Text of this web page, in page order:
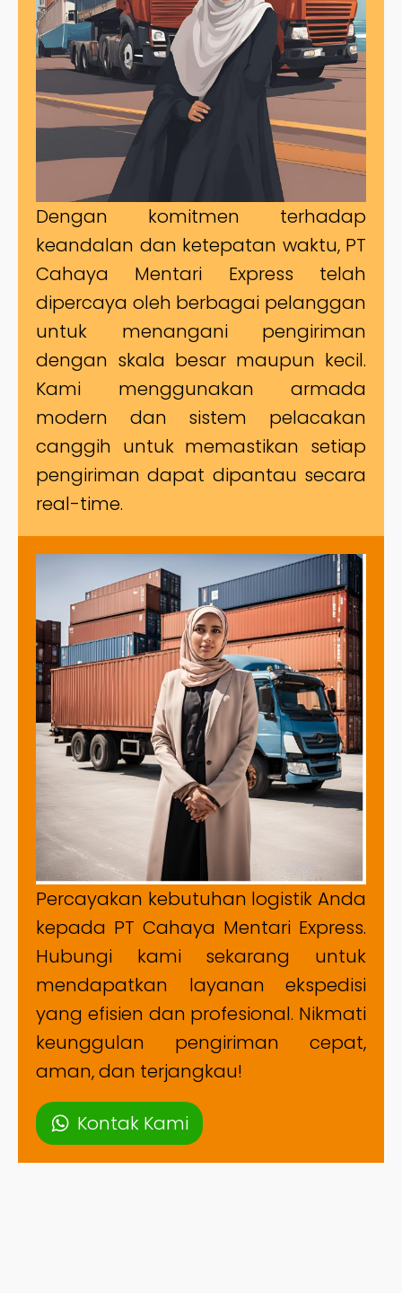
Dengan komitmen terhadap
keandalan dan ketepatan waktu, PT
Cahaya Mentari Express telah
dipercaya oleh berbagai pelanggan
untuk menangani pengiriman
dengan skala besar maupun kecil.
Kami menggunakan armada
modern dan sistem pelacakan
canggih untuk memastikan setiap
pengiriman dapat dipantau secara
real-time.
Percayakan kebutuhan logistik Anda
kepada PT Cahaya Mentari Express.
Hubungi kami sekarang untuk
mendapatkan layanan ekspedisi
yang efisien dan profesional. Nikmati
keunggulan pengiriman cepat,
aman, dan terjangkau!
Kontak Kami